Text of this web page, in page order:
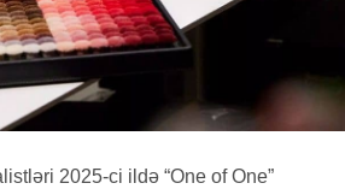
2025-ci ildə “One of One”